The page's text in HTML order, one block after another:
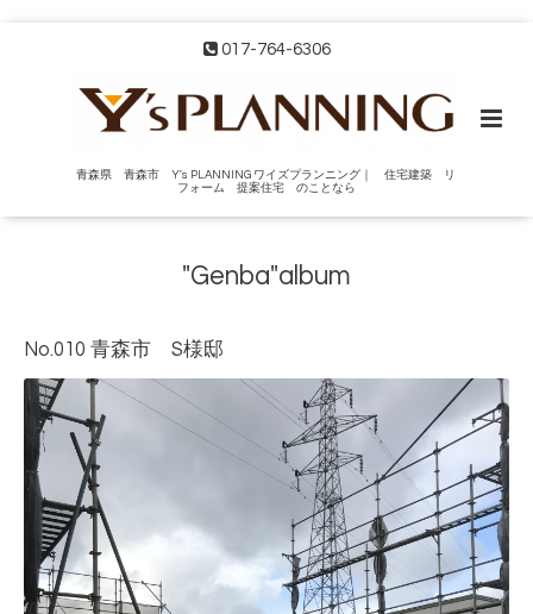
017-764-6306
青森県 青森市 Y's PLANNING ワイズプランニング｜ 住宅建築 リ
フォーム 提案住宅 のことなら
"Genba"album
No.010 青森市 S様邸